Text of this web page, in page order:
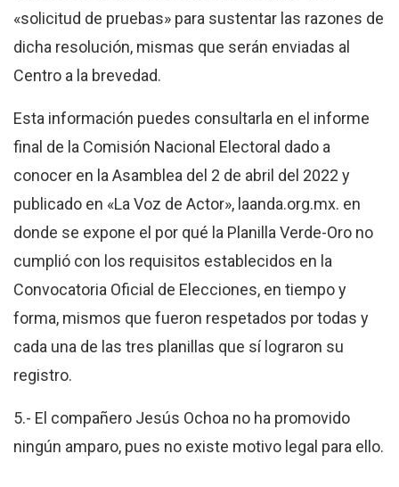
«solicitud de pruebas» para sustentar las razones de
dicha resolución, mismas que serán enviadas al
Centro a la brevedad.
Esta información puedes consultarla en el informe
final de la Comisión Nacional Electoral dado a
conocer en la Asamblea del 2 de abril del 2022 y
publicado en «La Voz de Actor», laanda.org.mx. en
donde se expone el por qué la Planilla Verde-Oro no
cumplió con los requisitos establecidos en la
Convocatoria Oficial de Elecciones, en tiempo y
forma, mismos que fueron respetados por todas y
cada una de las tres planillas que sí lograron su
registro.
5.- El compañero Jesús Ochoa no ha promovido
ningún amparo, pues no existe motivo legal para ello.